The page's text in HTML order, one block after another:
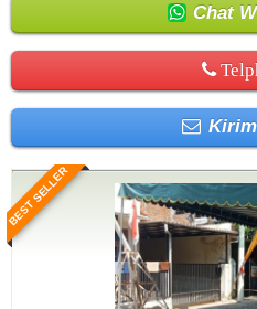
Chat
BEST SELLER